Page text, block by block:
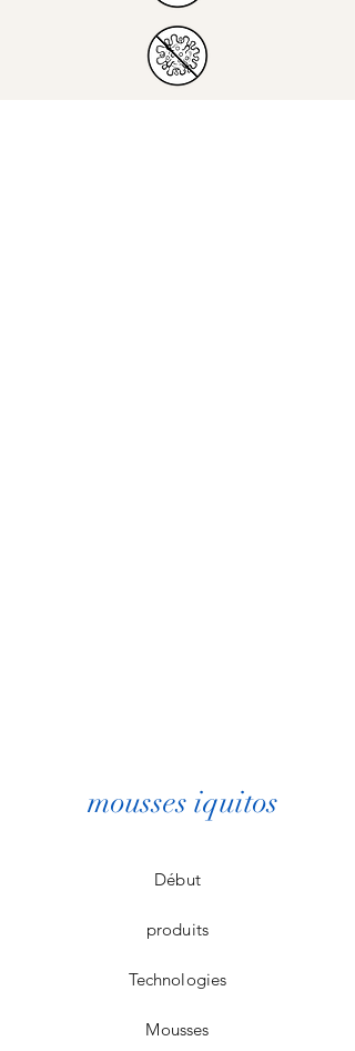
mousses iquitos
Début
produits
Technologies
Mousses